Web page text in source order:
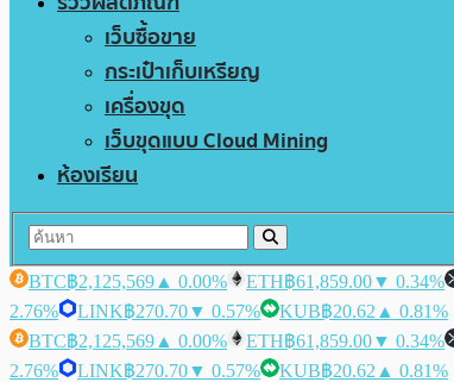
เว็บซื้อขาย
กระเป๋าเก็บเหรียญ
เครื่องขุด
เว็บขุดแบบ Cloud Mining
ห้องเรียน
BTC฿2,125,569 ▲ 0.00% ETH฿61,859.00▼ 0.34%
2.76%
LINK฿270.70▼ 0.57% KUB฿20.62 ▲ 0.81%
BTC฿2,125,569 ▲ 0.00% ETH฿61,859.00▼ 0.34%
2.76%
LINK฿270.70▼ 0.57% KUB฿20.62 ▲ 0.81%